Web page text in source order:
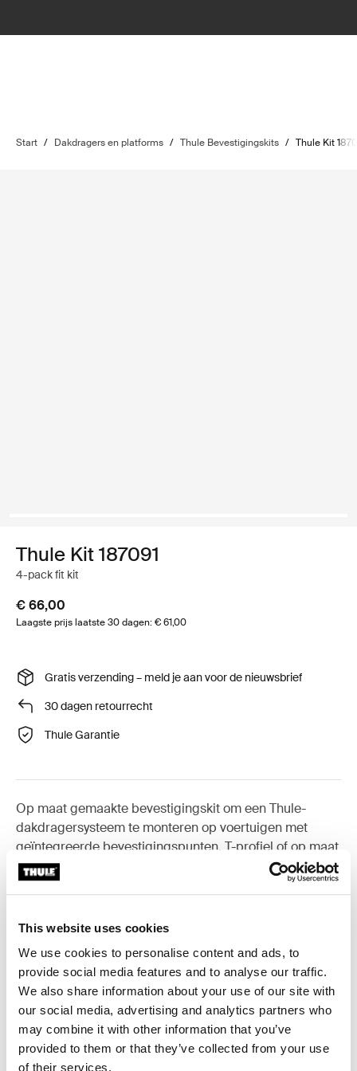
This website uses cookies
We use cookies to personalise content and ads, to
provide social media features and to analyse our traffic.
We also share information about your use of our site with
our social media, advertising and analytics partners who
may combine it with other information that you’ve
provided to them or that they’ve collected from your use
of their services.
Start / Dakdragers en platforms / Thule Bevestigingskits / Thule Kit
Thule Kit 187091
4-pack fit kit
€ 66,00
Laagste prijs laatste 30 dagen: € 61,00
Gratis verzending – meld je aan voor de nieuwsbrief
30 dagen retourrecht
Thule Garantie
Op maat gemaakte bevestigingskit om een Thule-
dakdragersysteem te monteren op voertuigen met
geïntegreerde bevestigingspunten, T-profiel of op maat
geïnstalleerde bevestigingspunten voor een drager.
Toggle features
Alle eigenschappen
Toggle techspec
Technische specificaties
Toggle guides and instructions
Instructies